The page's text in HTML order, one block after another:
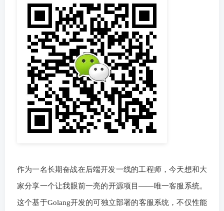
作为一名长期奋战在后端开发一线的工程师，今天想和大
家分享一个让我眼前一亮的开源项目——唯一客服系统。
这个基于Golang开发的可独立部署的客服系统，不仅性能